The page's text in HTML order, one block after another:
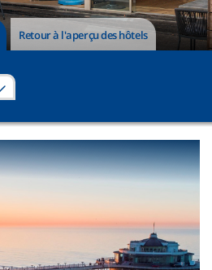
Retour à l'aperçu des hôtels